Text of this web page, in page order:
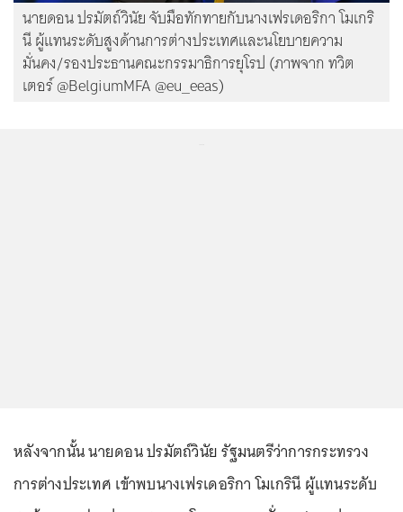
นายดอน ปรมัตถ์วินัย จับมือทักทายกับนางเฟรเดอริกา โมเกริ
นี ผู้แทนระดับสูงด้านการต่างประเทศและนโยบายความ
มั่นคง/รองประธานคณะกรรมาธิการยุโรป (ภาพจาก ทวิต
เตอร์ @BelgiumMFA @eu_eeas)
หลังจากนั้น นายดอน ปรมัตถ์วินัย รัฐมนตรีว่าการกระทรวง
การต่างประเทศ เข้าพบนางเฟรเดอริกา โมเกรินี ผู้แทนระดับ